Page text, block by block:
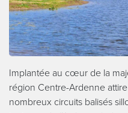
Implantée au cœur de la
région Centre-Ardenne
nombreux circuits balisés